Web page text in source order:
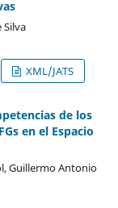
Silva
XML/JATS
de los
en el Espacio
Guillermo Antonio